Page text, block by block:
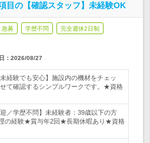
目の【確認スタッフ】未経験OK
急募 学歴不問 完全週休2日制
： 2026/08/27
経験でも安心】施設内の機材をチェッ
て確認するシンプルワークです。★資格
／学歴不問】未経験者：39歳以下の方
の経験★賞与年2回★長期休暇あり★資格